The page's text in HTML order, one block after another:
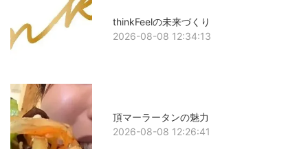
thinkFeelの未来づくり
2026-08-08 12:34:13
頂マーラータンの魅力
2026-08-08 12:26:41